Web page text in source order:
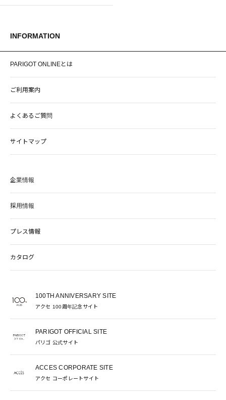
INFORMATION
PARIGOT ONLINEとは
ご利用案内
よくあるご質問
サイトマップ
企業情報
採用情報
プレス情報
カタログ
100TH ANNIVERSARY SITE
アクセ 100周年記念サイト
PARIGOT OFFICIAL SITE
パリゴ 公式サイト
ACCES CORPORATE SITE
アクセ コーポレートサイト